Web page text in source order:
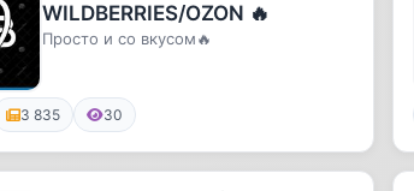
WILDBERRIES/OZON 🔥
Просто и со вкусом🔥
3 835 30